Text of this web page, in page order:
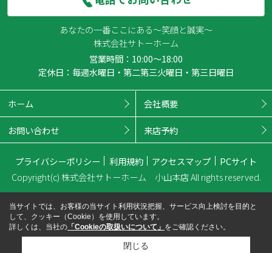
あなたの一番ここにある～笑顔と誠実～
株式会社サトーホーム
営業時間：10:00～18:00
定休日：毎週水曜日・第二第三火曜日・第三日曜日
ホーム 会社概要
お問い合わせ 来店予約
プライバシーポリシー 利用規約 アクセスマップ
PCサイト
Copyright(c) 株式会社サトーホーム 小山本店 All rights reserved.
当サイトでは、お客様の当サイト利用状況把握、サービス向上検討を目的と
して、クッキー（Cookie）を使用しています。
詳しくは、当社の 「Cookieの取扱いについて」 をご確認ください。
閉じる